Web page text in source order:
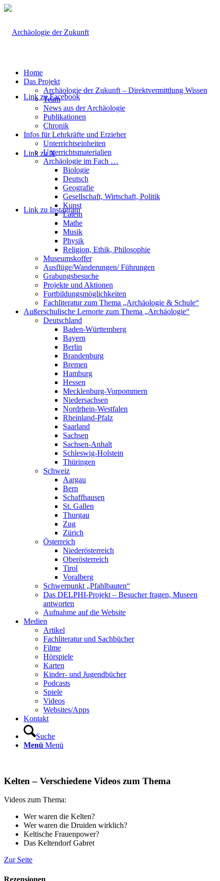
Link zu Facebook
Link zu X
Link zu Instagram
Home
Das Projekt
Archäologie der Zukunft – Direktvermittlung Wissen
Team
News aus der Archäologie
Publikationen
Chronik
Infos für Lehrkräfte und Erzieher
Unterrichtseinheiten
Unterrichtsmaterialien
Archäologie im Fach …
Biologie
Deutsch
Geografie
Gesellschaft, Wirtschaft, Politik
Kunst
Latein
Mathe
Musik
Physik
Religion, Ethik, Philosophie
Museumskoffer
Ausflüge/Wanderungen/ Führungen
Grabungsbesuche
Projekte und Aktionen
Fortbildungsmöglichkeiten
Fachliteratur zum Thema „Archäologie & Schule“
Außerschulische Lernorte zum Thema „Archäologie“
Deutschland
Baden-Württemberg
Bayern
Berlin
Brandenburg
Bremen
Hamburg
Hessen
Mecklenburg-Vorpommern
Niedersachsen
Nordrhein-Westfalen
Rheinland-Pfalz
Saarland
Sachsen
Sachsen-Anhalt
Schleswig-Holstein
Thüringen
Schweiz
Aargau
Bern
Schaffhausen
St. Gallen
Thurgau
Zug
Zürich
Österreich
Niederösterreich
Oberösterreich
Tirol
Voralberg
Schwerpunkt „Pfahlbauten“
Das DELPHI-Projekt – Besucher fragen, Museen
antworten
Aufnahme auf die Website
Medien
Artikel
Fachliteratur und Sachbücher
Filme
Hörspiele
Karten
Kinder- und Jugendbücher
Podcasts
Spiele
Videos
Websites/Apps
Kontakt
Suche
Menü Menü
Kelten – Verschiedene Videos zum Thema
Videos zum Thema:
Wer waren die Kelten?
Wer waren die Druiden wirklich?
Keltische Frauenpower?
Das Keltendorf Gabret
Zur Seite
Rezensionen